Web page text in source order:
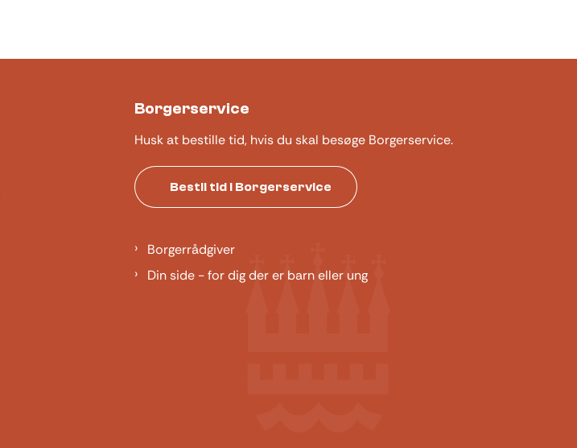
Borgerservice
Husk at bestille tid, hvis du skal besøge Borgerservice.
Bestil tid i Borgerservice
Borgerrådgiver
Din side - for dig der er barn eller ung